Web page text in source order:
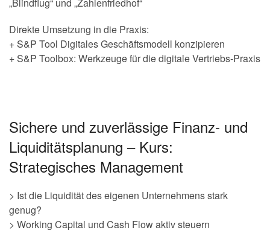
Direkte Umsetzung in die Praxis:
+ S&P Tool Digitales Geschäftsmodell konzipieren
+ S&P Toolbox: Werkzeuge für die digitale Vertriebs-Praxis
Sichere und zuverlässige Finanz- und
Liquiditätsplanung – Kurs:
Strategisches Management
> Ist die Liquidität des eigenen Unternehmens stark
genug?
> Working Capital und Cash Flow aktiv steuern